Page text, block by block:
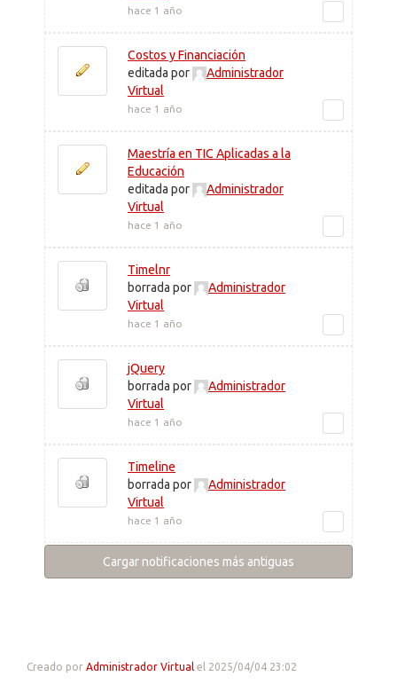
hace 1 año
Costos y Financiación
editada por
Administrador
Virtual
hace 1 año
Maestría en TIC Aplicadas a la
Educación
editada por
Administrador
Virtual
hace 1 año
Timelnr
borrada por
Administrador
Virtual
hace 1 año
jQuery
borrada por
Administrador
Virtual
hace 1 año
Timeline
borrada por
Administrador
Virtual
hace 1 año
Cargar notificaciones más antiguas
Creado por Administrador Virtual el 2025/04/04 23:02